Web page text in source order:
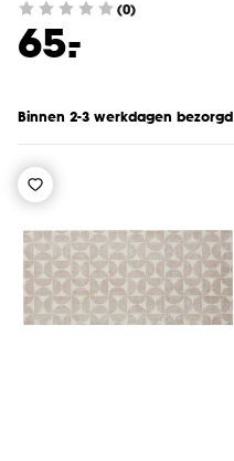
(0)
65.
-
Binnen 2-3 werkdagen bezorgd